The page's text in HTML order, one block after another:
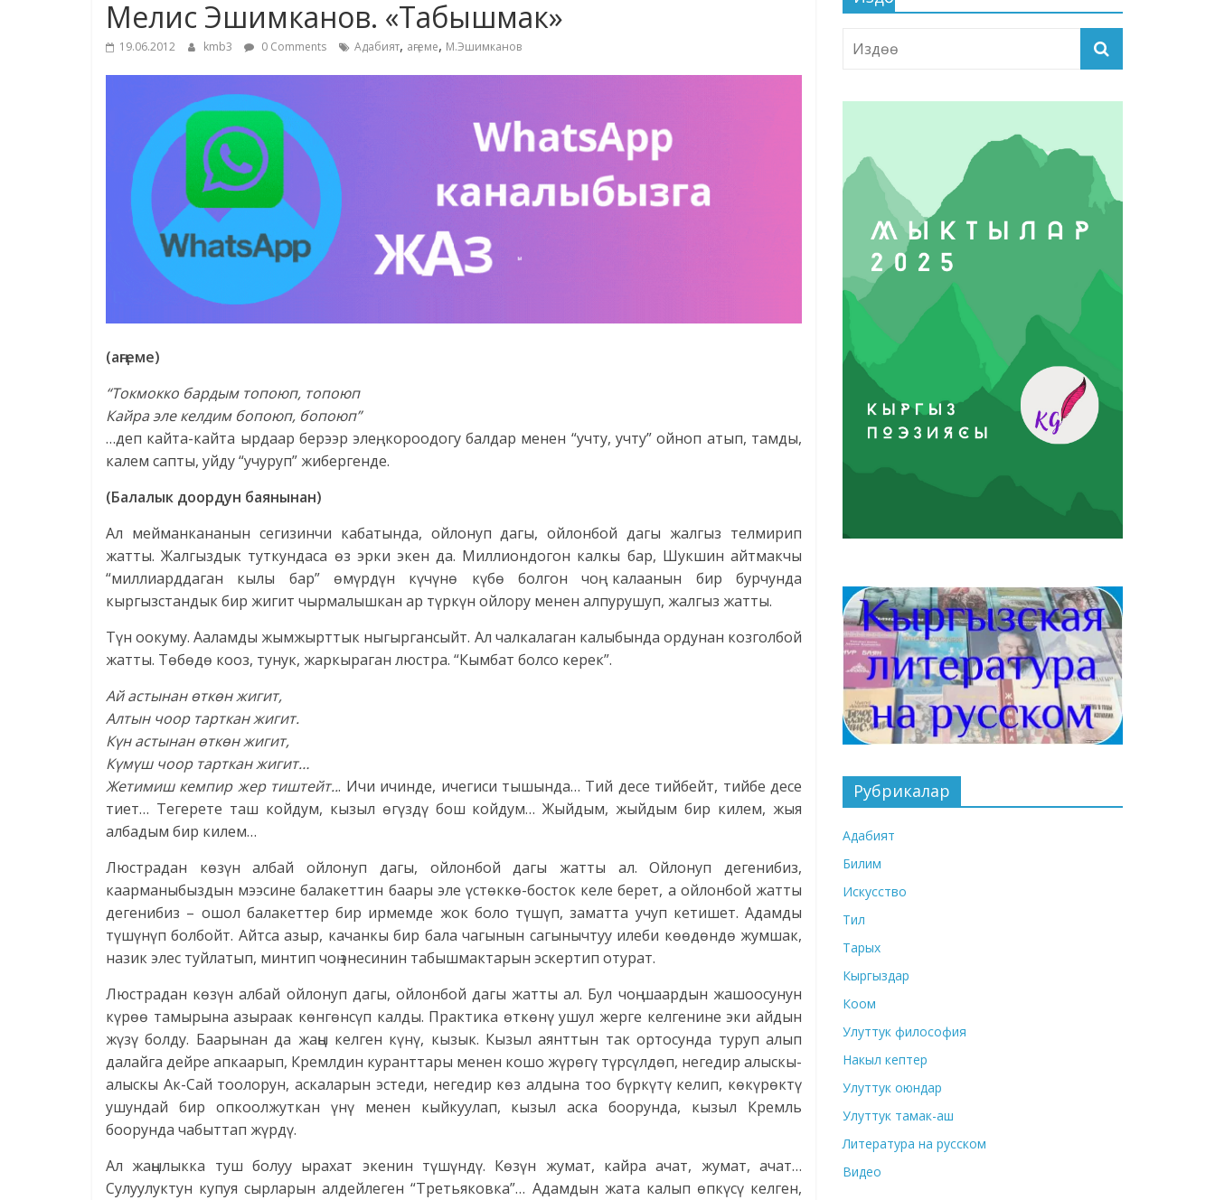
Мелис Эшимканов. «Табышмак»
19.06.2012 kmb3 0 Comments Адабият, аңгеме, М.Эшимканов
(аңгеме)
“Токмокко бардым топоюп, топоюп
Кайра эле келдим бопоюп, бопоюп”
…деп кайта-кайта ырдаар берээр элең, короодогу балдар менен “учту, учту” ойноп атып, тамды,
калем сапты, уйду “учуруп” жибергенде.
(Балалык доордун баянынан)
Ал мейманкананын сегизинчи кабатында, ойлонуп дагы, ойлонбой дагы жалгыз телмирип
жатты. Жалгыздык туткундаса өз эрки экен да. Миллиондогон калкы бар, Шукшин айтмакчы
“миллиарддаган кылы бар” өмүрдүн күчүнө күбө болгон чоң калаанын бир бурчунда
кыргызстандык бир жигит чырмалышкан ар түркүн ойлору менен алпурушуп, жалгыз жатты.
Түн оокуму. Ааламды жымжырттык ныгыргансыйт. Ал чалкалаган калыбында ордунан козголбой
жатты. Төбөдө кооз, тунук, жаркыраган люстра. “Кымбат болсо керек”.
Ай астынан өткөн жигит,
Алтын чоор тарткан жигит.
Күн астынан өткөн жигит,
Күмүш чоор тарткан жигит…
Жетимиш кемпир жер тиштейт... Ичи ичинде, ичегиси тышында… Тий десе тийбейт, тийбе десе
тиет… Тегерете таш койдум, кызыл өгүздү бош койдум… Жыйдым, жыйдым бир килем, жыя
албадым бир килем…
Люстрадан көзүн албай ойлонуп дагы, ойлонбой дагы жатты ал. Ойлонуп дегенибиз,
каарманыбыздын мээсине балакеттин баары эле үстөккө-босток келе берет, а ойлонбой жатты
дегенибиз – ошол балакеттер бир ирмемде жок боло түшүп, заматта учуп кетишет. Адамды
түшүнүп болбойт. Айтса азыр, качанкы бир бала чагынын сагынычтуу илеби көөдөндө жумшак,
назик элес туйлатып, минтип чоң энесинин табышмактарын эскертип отурат.
Люстрадан көзүн албай ойлонуп дагы, ойлонбой дагы жатты ал. Бул чоң шаардын жашоосунун
күрөө тамырына азыраак көнгөнсүп калды. Практика өткөнү ушул жерге келгенине эки айдын
жүзү болду. Баарынан да жаңы келген күнү, кызык. Кызыл аянттын так ортосунда туруп алып
далайга дейре апкаарып, Кремлдин куранттары менен кошо жүрөгү түрсүлдөп, негедир алыскы-
алыскы Ак-Сай тоолорун, аскаларын эстеди, негедир көз алдына тоо бүркүтү келип, көкүрөктү
ушундай бир опкоолжуткан үнү менен кыйкуулап, кызыл аска боорунда, кызыл Кремль
боорунда чабыттап жүрдү.
Ал жаңылыкка туш болуу ырахат экенин түшүндү. Көзүн жумат, кайра ачат, жумат, ачат…
Сулуулуктун купуя сырларын алдейлеген “Третьяковка”… Адамдын жата калып өпкүсү келген,
Рубрикалар
Адабият
Билим
Искусство
Тил
Тарых
Кыргыздар
Коом
Улуттук философия
Накыл кептер
Улуттук оюндар
Улуттук тамак-аш
Литература на русском
Видео